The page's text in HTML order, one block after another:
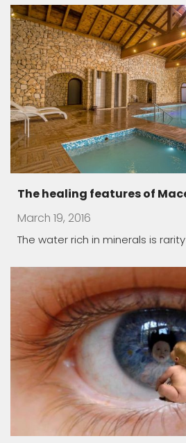
Macedonian lodgings –
March 19, 2016
Almost all Macedonian
in the